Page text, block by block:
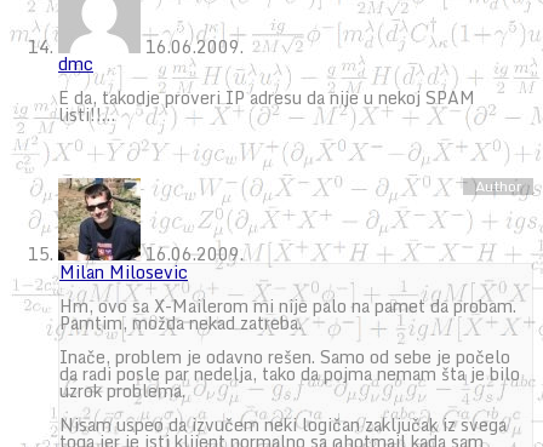
16.06.2009.
dmc
E da, takodje proveri IP adresu da nije u nekoj SPAM
listi!!…
16.06.2009.
Milan Milosevic
Hm, ovo sa X-Mailerom mi nije palo na pamet da probam.
Pamtim, možda nekad zatreba.
Inače, problem je odavno rešen. Samo od sebe je počelo
da radi posle par nedelja, tako da pojma nemam šta je bilo
uzrok problema.
Nisam uspeo da izvučem neki logičan zaključak iz svega